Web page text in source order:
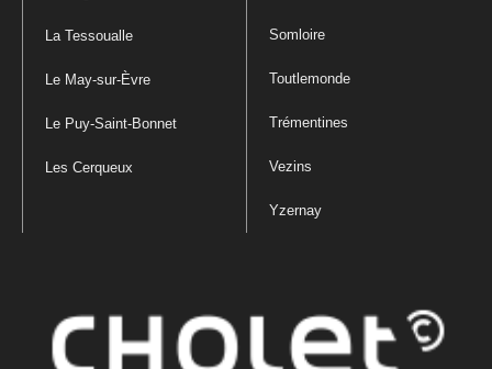
La Tessoualle
Le May-sur-Èvre
Le Puy-Saint-Bonnet
Les Cerqueux
Somloire
Toutlemonde
Trémentines
Vezins
Yzernay